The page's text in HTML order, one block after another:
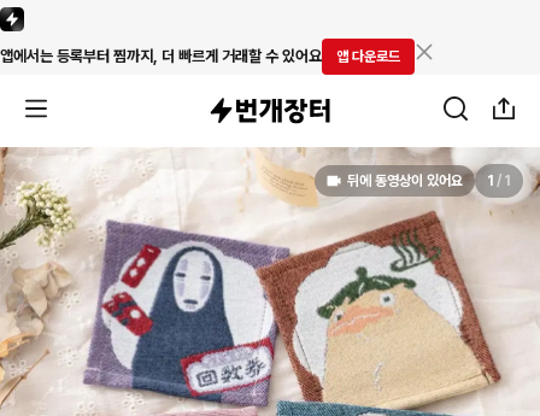
앱에서는 등록부터 찜까지, 더 빠르게 거래할 수 있어요 앱 다운로드
뒤에 동영상이 있어요 1 / 1